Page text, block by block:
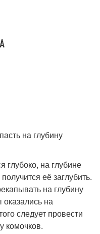
на глубину
глубоко, на глубине
её заглубить.
на глубину
на
следует провести
комочков.